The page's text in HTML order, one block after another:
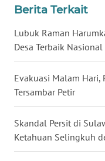
Berita Terkait
Lubuk Raman
Desa Terbaik
Evakuasi Malam
Tersambar Petir
Skandal Persit di
Ketahuan Selingkuh
WN
WN
SULSEL
WN
GORONTALO
WN